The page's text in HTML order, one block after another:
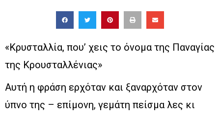
«Κρυσταλλία, που’ χεις το όνομα της Παναγίας
της Κρουσταλλένιας»
Αυτή η φράση ερχόταν και ξαναρχόταν στον
ύπνο της – επίμονη, γεμάτη πείσμα λες κι